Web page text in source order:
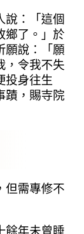
：「這個
鄉了。」於
願說：「願
，令我不失
投身往生
蹟，賜寺院
需專修不
年未曾睡